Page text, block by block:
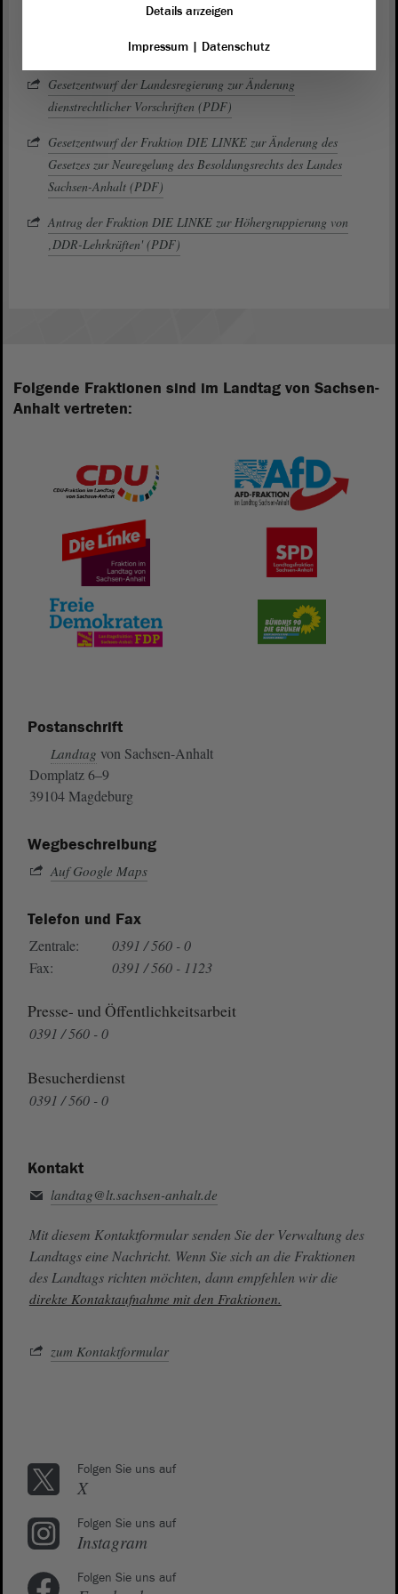
Gesetzes zur Neuregelung des Besoldungsrechts des Landes
‚DDR-Lehrkräften‘ – Erste Beratung“
Gesetzentwurf der Landesregierung zur Änderung
dienstrechtlicher Vorschriften (PDF)
Gesetzentwurf der Fraktion DIE LINKE zur Änderung des
Gesetzes zur Neuregelung des Besoldungsrechts des Landes
Sachsen-Anhalt (PDF)
Antrag der Fraktion DIE LINKE zur Höhergruppierung von
‚DDR-Lehrkräften' (PDF)
Folgende Fraktionen sind im Landtag von Sachsen-
Anhalt vertreten:
Postanschrift
Landtag von Sachsen-Anhalt
Domplatz 6–9
39104 Magdeburg
Wegbeschreibung
Auf Google Maps
Telefon und Fax
Zentrale:
0391 / 560 - 0
Fax:
0391 / 560 - 1123
Presse- und Öffentlichkeitsarbeit
0391 / 560 - 0
Besucherdienst
0391 / 560 - 0
Kontakt
landtag@lt.sachsen-anhalt.de
Mit diesem Kontaktformular senden Sie der Verwaltung des
Landtags eine Nachricht. Wenn Sie sich an die Fraktionen
des Landtags richten möchten, dann empfehlen wir die
direkte Kontaktaufnahme mit den Fraktionen.
zum Kontaktformular
Folgen Sie uns auf
X
Folgen Sie uns auf
Instagram
Folgen Sie uns auf
Details anzeigen
Impressum| Datenschutz